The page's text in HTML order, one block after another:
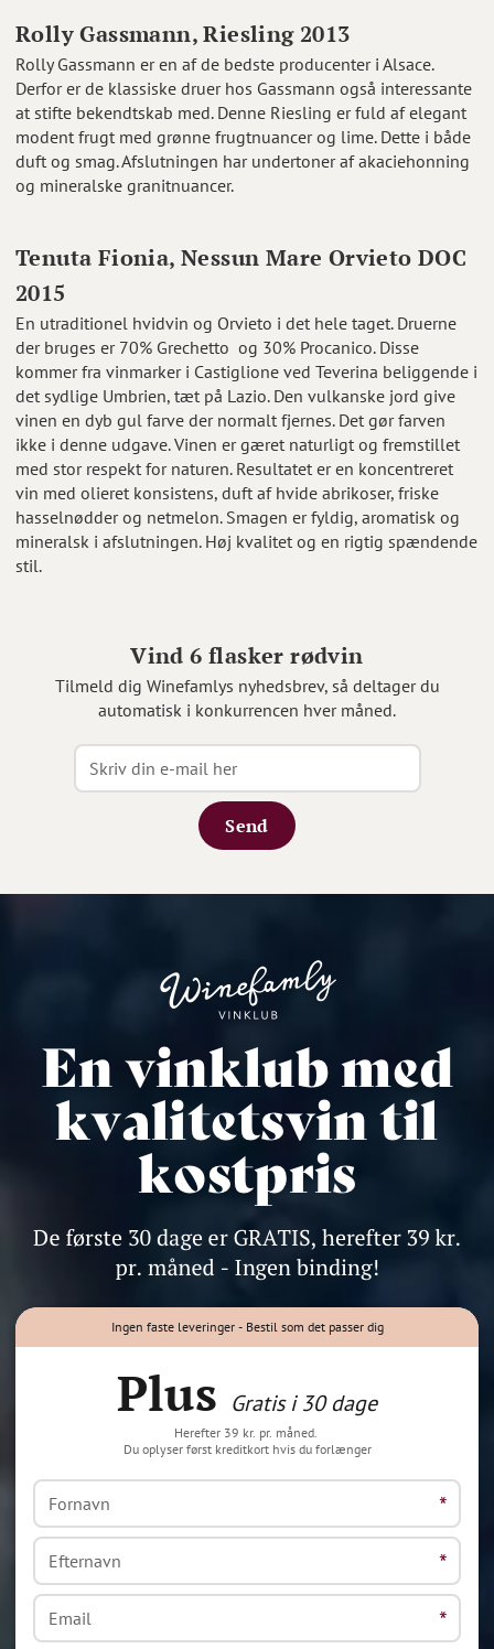
Rolly Gassmann, Riesling 2013
Rolly Gassmann er en af de bedste producenter i Alsace.
Derfor er de klassiske druer hos Gassmann også interessante
at stifte bekendtskab med. Denne Riesling er fuld af elegant
modent frugt med grønne frugtnuancer og lime. Dette i både
duft og smag. Afslutningen har undertoner af akaciehonning
og mineralske granitnuancer.
Tenuta Fionia, Nessun Mare Orvieto DOC
2015
En utraditionel hvidvin og Orvieto i det hele taget. Druerne
der bruges er 70% Grechetto og 30% Procanico. Disse
kommer fra vinmarker i Castiglione ved Teverina beliggende i
det sydlige Umbrien, tæt på Lazio. Den vulkanske jord give
vinen en dyb gul farve der normalt fjernes. Det gør farven
ikke i denne udgave. Vinen er gæret naturligt og fremstillet
med stor respekt for naturen. Resultatet er en koncentreret
vin med olieret konsistens, duft af hvide abrikoser, friske
hasselnødder og netmelon. Smagen er fyldig, aromatisk og
mineralsk i afslutningen. Høj kvalitet og en rigtig spændende
stil.
Vind 6 flasker rødvin
Tilmeld dig Winefamlys nyhedsbrev, så deltager du
automatisk i konkurrencen hver måned.
Send
Ingen faste leveringer - Bestil som det passer dig
Plus Gratis i 30 dage
Herefter 39 kr. pr. måned.
Du oplyser først kreditkort hvis du forlænger